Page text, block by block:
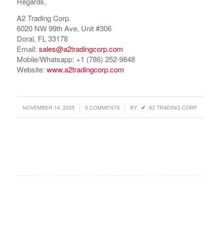
A2 Trading Corp.
6020 NW 99th Ave, Unit #306
Doral, FL 33178
Email: sales@a2tradingcorp.com
Mobile/Whatsapp: +1 (786) 252-9848
Website: www.a2tradingcorp.com
NOVEMBER 14, 2025
/ 0 COMMENTS
/ BY A2 TRADING CORP